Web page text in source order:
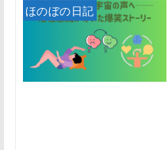
ほのぼの日記